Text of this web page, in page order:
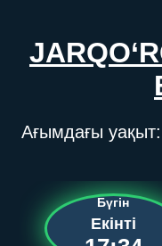
Ағымдағы уақыт:
Бүгін
Екінті